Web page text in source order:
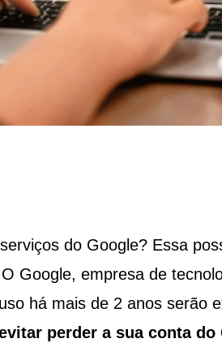
do Google? Essa
Google, empresa de
há mais de 2 anos serão
perder a sua conta do